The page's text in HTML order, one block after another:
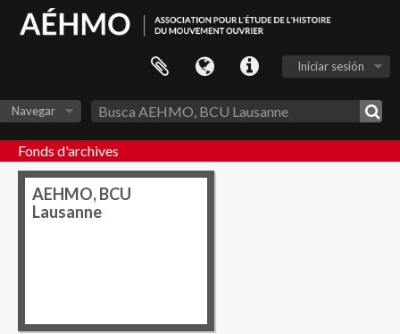
Iniciar sesión
Navegar
Fonds d'archives
AEHMO, BCU
Lausanne